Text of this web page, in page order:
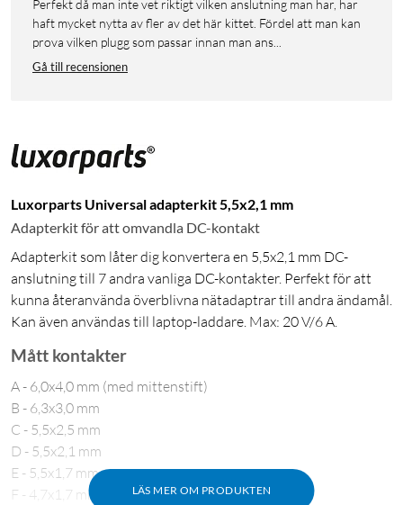
Perfekt då man inte vet riktigt vilken anslutning man har, har
haft mycket nytta av fler av det här kittet. Fördel att man kan
prova vilken plugg som passar innan man ans...
Gå till recensionen
Luxorparts Universal adapterkit 5,5x2,1 mm
Adapterkit för att omvandla DC-kontakt
Adapterkit som låter dig konvertera en 5,5x2,1 mm DC-
anslutning till 7 andra vanliga DC-kontakter. Perfekt för att
kunna återanvända överblivna nätadaptrar till andra ändamål.
Kan även användas till laptop-laddare. Max: 20 V/6 A.
LÄS MER OM PRODUKTEN
Mått kontakter
A - 6,0x4,0 mm (med mittenstift)
B - 6,3x3,0 mm
C - 5,5x2,5 mm
D - 5,5x2,1 mm
E - 5,5x1,7 mm
F - 4,7x1,7 mm